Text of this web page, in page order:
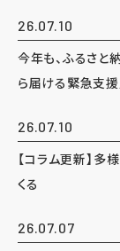
26.07.10
今年も、ふるさと
ら届ける緊急支援
26.07.10
【コラム更新】多
くる
26.07.07